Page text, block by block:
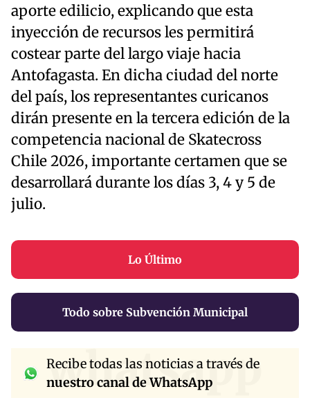
aporte edilicio, explicando que esta
inyección de recursos les permitirá
costear parte del largo viaje hacia
Antofagasta. En dicha ciudad del norte
del país, los representantes curicanos
dirán presente en la tercera edición de la
competencia nacional de Skatecross
Chile 2026, importante certamen que se
desarrollará durante los días 3, 4 y 5 de
julio.
Lo Último
Todo sobre Subvención Municipal
whatsapp
Recibe todas las noticias a través de
nuestro canal de WhatsApp